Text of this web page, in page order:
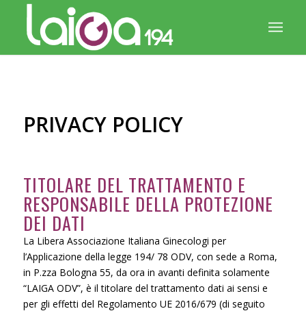
PRIVACY POLICY
TITOLARE DEL TRATTAMENTO E
RESPONSABILE DELLA PROTEZIONE
DEI DATI
La Libera Associazione Italiana Ginecologi per
l’Applicazione della legge 194/ 78 ODV, con sede a Roma,
in P.zza Bologna 55, da ora in avanti definita solamente
“LAIGA ODV”, è il titolare del trattamento dati ai sensi e
per gli effetti del Regolamento UE 2016/679 (di seguito